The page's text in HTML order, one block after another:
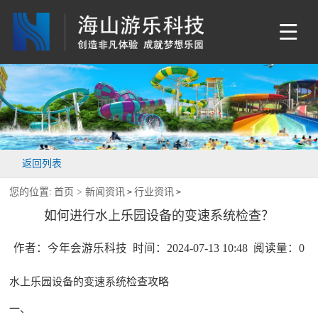
返回列表
您的位置: 首页 >新闻资讯 >行业资讯 >
如何进行水上乐园设备的变速系统检查？
作者：今年会游乐科技 时间：2024-07-13 10:48 阅读量： 0
水上乐园设备的变速系统检查攻略
一、